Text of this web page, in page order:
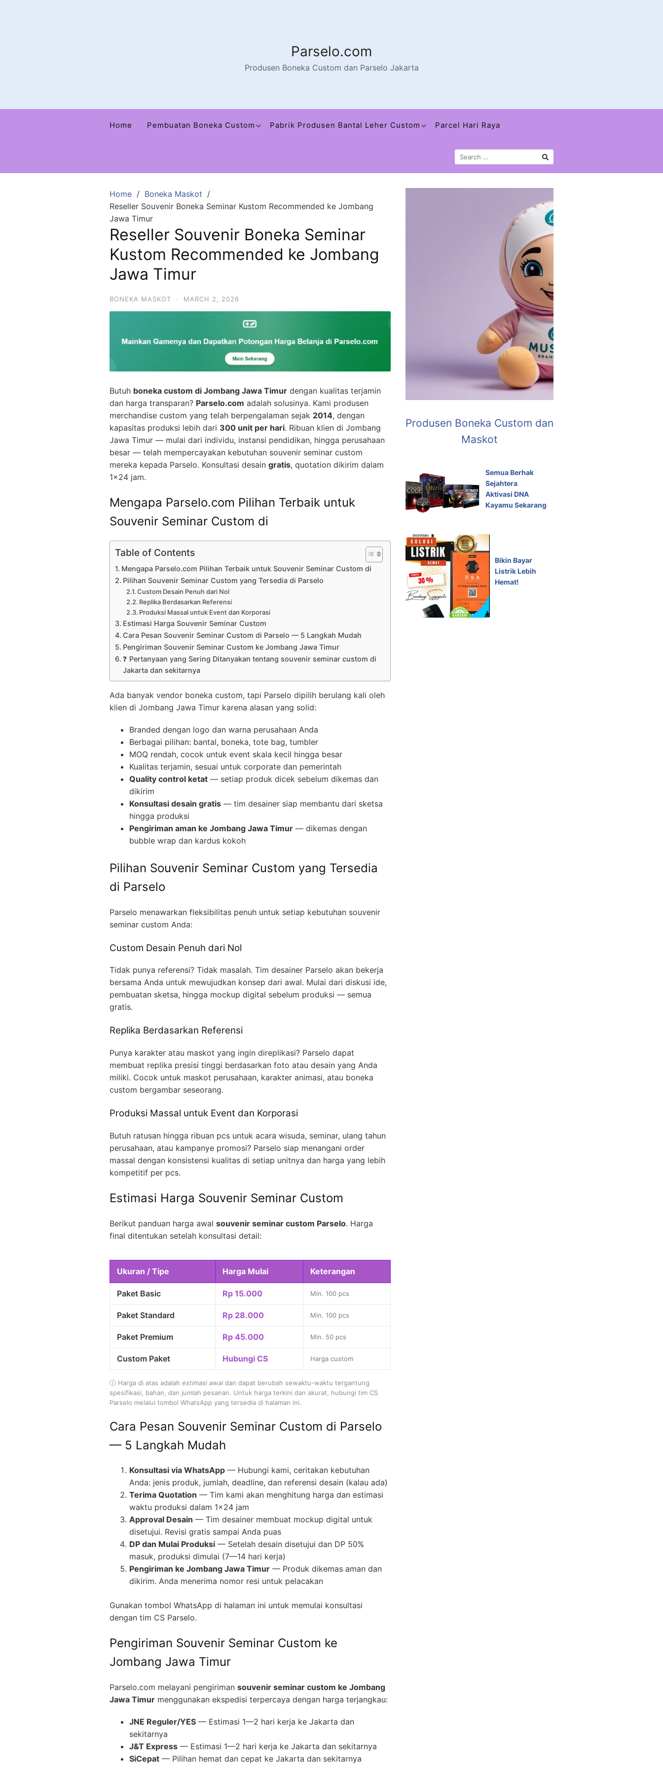
Parselo.com
Produsen Boneka Custom dan Parselo Jakarta
Home Pembuatan Boneka Custom Pabrik Produsen Bantal Leher Custom Parcel Hari Raya
Home
Boneka Maskot
Reseller Souvenir Boneka Seminar Kustom Recommended ke Jombang
Jawa Timur
Reseller Souvenir Boneka Seminar
Kustom Recommended ke Jombang
Jawa Timur
BONEKA MASKOT · MARCH 2, 2026
Butuh boneka custom di Jombang Jawa Timur dengan kualitas terjamin
dan harga transparan? Parselo.com adalah solusinya. Kami produsen
merchandise custom yang telah berpengalaman sejak 2014, dengan
kapasitas produksi lebih dari 300 unit per hari. Ribuan klien di Jombang
Jawa Timur — mulai dari individu, instansi pendidikan, hingga perusahaan
besar — telah mempercayakan kebutuhan souvenir seminar custom
mereka kepada Parselo. Konsultasi desain gratis, quotation dikirim dalam
1×24 jam.
Mengapa Parselo.com Pilihan Terbaik untuk
Souvenir Seminar Custom di
Table of Contents
Mengapa Parselo.com Pilihan Terbaik untuk Souvenir Seminar Custom di
Pilihan Souvenir Seminar Custom yang Tersedia di Parselo
Custom Desain Penuh dari Nol
Replika Berdasarkan Referensi
Produksi Massal untuk Event dan Korporasi
Estimasi Harga Souvenir Seminar Custom
Cara Pesan Souvenir Seminar Custom di Parselo — 5 Langkah Mudah
Pengiriman Souvenir Seminar Custom ke Jombang Jawa Timur
❓ Pertanyaan yang Sering Ditanyakan tentang souvenir seminar custom di
Jakarta dan sekitarnya
Ada banyak vendor boneka custom, tapi Parselo dipilih berulang kali oleh
klien di Jombang Jawa Timur karena alasan yang solid:
Branded dengan logo dan warna perusahaan Anda
Berbagai pilihan: bantal, boneka, tote bag, tumbler
MOQ rendah, cocok untuk event skala kecil hingga besar
Kualitas terjamin, sesuai untuk corporate dan pemerintah
Quality control ketat — setiap produk dicek sebelum dikemas dan
dikirim
Konsultasi desain gratis — tim desainer siap membantu dari sketsa
hingga produksi
Pengiriman aman ke Jombang Jawa Timur — dikemas dengan
bubble wrap dan kardus kokoh
Pilihan Souvenir Seminar Custom yang Tersedia
di Parselo
Parselo menawarkan fleksibilitas penuh untuk setiap kebutuhan souvenir
seminar custom Anda:
Custom Desain Penuh dari Nol
Tidak punya referensi? Tidak masalah. Tim desainer Parselo akan bekerja
bersama Anda untuk mewujudkan konsep dari awal. Mulai dari diskusi ide,
pembuatan sketsa, hingga mockup digital sebelum produksi — semua
gratis.
Replika Berdasarkan Referensi
Punya karakter atau maskot yang ingin direplikasi? Parselo dapat
membuat replika presisi tinggi berdasarkan foto atau desain yang Anda
miliki. Cocok untuk maskot perusahaan, karakter animasi, atau boneka
custom bergambar seseorang.
Produksi Massal untuk Event dan Korporasi
Butuh ratusan hingga ribuan pcs untuk acara wisuda, seminar, ulang tahun
perusahaan, atau kampanye promosi? Parselo siap menangani order
massal dengan konsistensi kualitas di setiap unitnya dan harga yang lebih
kompetitif per pcs.
Estimasi Harga Souvenir Seminar Custom
Berikut panduan harga awal souvenir seminar custom Parselo. Harga
final ditentukan setelah konsultasi detail:
Ukuran / Tipe Harga Mulai Keterangan
Paket Basic Rp 15.000 Min. 100 pcs
Paket Standard Rp 28.000 Min. 100 pcs
Paket Premium Rp 45.000 Min. 50 pcs
Custom Paket Hubungi CS Harga custom
ⓘ Harga di atas adalah estimasi awal dan dapat berubah sewaktu-waktu tergantung
spesifikasi, bahan, dan jumlah pesanan. Untuk harga terkini dan akurat, hubungi tim CS
Parselo melalui tombol WhatsApp yang tersedia di halaman ini.
Cara Pesan Souvenir Seminar Custom di Parselo
— 5 Langkah Mudah
Konsultasi via WhatsApp — Hubungi kami, ceritakan kebutuhan
Anda: jenis produk, jumlah, deadline, dan referensi desain (kalau ada)
Terima Quotation — Tim kami akan menghitung harga dan estimasi
waktu produksi dalam 1×24 jam
Approval Desain — Tim desainer membuat mockup digital untuk
disetujui. Revisi gratis sampai Anda puas
DP dan Mulai Produksi — Setelah desain disetujui dan DP 50%
masuk, produksi dimulai (7—14 hari kerja)
Pengiriman ke Jombang Jawa Timur — Produk dikemas aman dan
dikirim. Anda menerima nomor resi untuk pelacakan
Gunakan tombol WhatsApp di halaman ini untuk memulai konsultasi
dengan tim CS Parselo.
Pengiriman Souvenir Seminar Custom ke
Jombang Jawa Timur
Parselo.com melayani pengiriman souvenir seminar custom ke Jombang
Jawa Timur menggunakan ekspedisi terpercaya dengan harga terjangkau:
JNE Reguler/YES — Estimasi 1—2 hari kerja ke Jakarta dan
sekitarnya
J&T Express — Estimasi 1—2 hari kerja ke Jakarta dan sekitarnya
SiCepat — Pilihan hemat dan cepat ke Jakarta dan sekitarnya
Produsen Boneka Custom dan
Maskot
Semua Berhak
Sejahtera
Aktivasi DNA
Kayamu Sekarang
Bikin Bayar
Listrik Lebih
Hemat!